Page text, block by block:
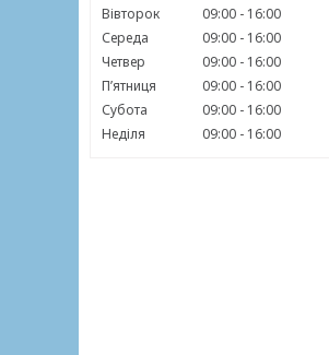
Вівторок
09:00
16:00
Середа
09:00
16:00
Четвер
09:00
16:00
Пʼятниця
09:00
16:00
Субота
09:00
16:00
Неділя
09:00 16:00